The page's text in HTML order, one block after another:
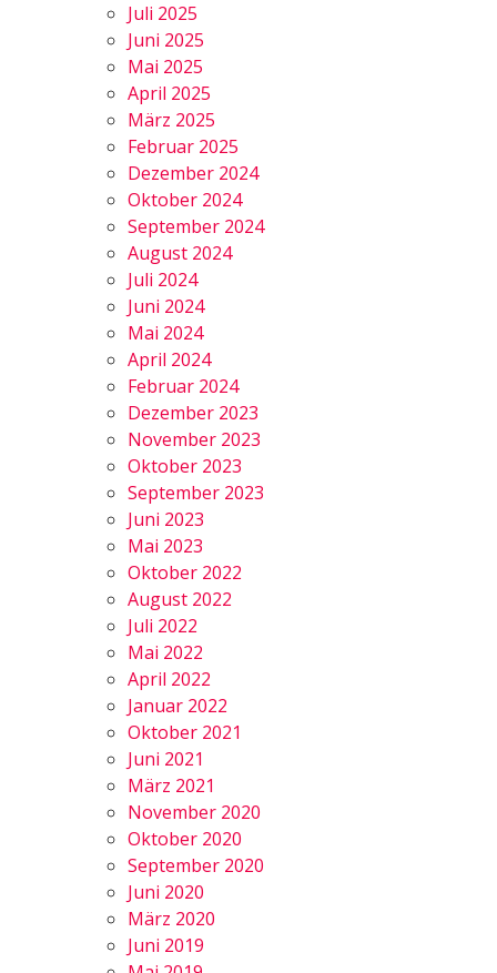
Juli 2025
Juni 2025
Mai 2025
April 2025
März 2025
Februar 2025
Dezember 2024
Oktober 2024
September 2024
August 2024
Juli 2024
Juni 2024
Mai 2024
April 2024
Februar 2024
Dezember 2023
November 2023
Oktober 2023
September 2023
Juni 2023
Mai 2023
Oktober 2022
August 2022
Juli 2022
Mai 2022
April 2022
Januar 2022
Oktober 2021
Juni 2021
März 2021
November 2020
Oktober 2020
September 2020
Juni 2020
März 2020
Juni 2019